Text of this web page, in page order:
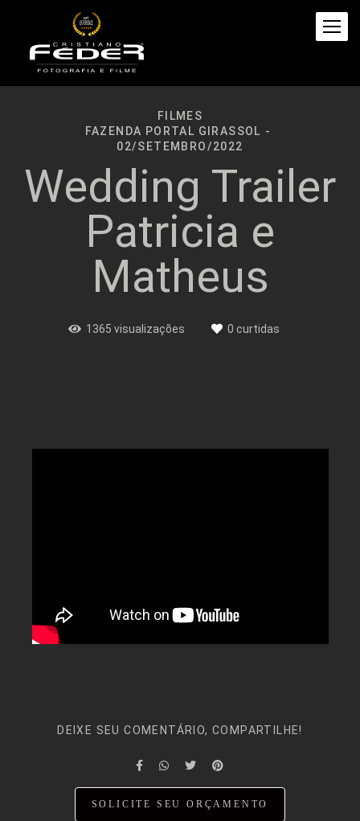
FILMES
FAZENDA PORTAL GIRASSOL
02/SETEMBRO/2022
Wedding Trailer
Patricia e
Matheus
1365 visualizações 0 curtidas
DEIXE SEU COMENTÁRIO, COMPARTILHE!
SOLICITE SEU ORÇAMENTO